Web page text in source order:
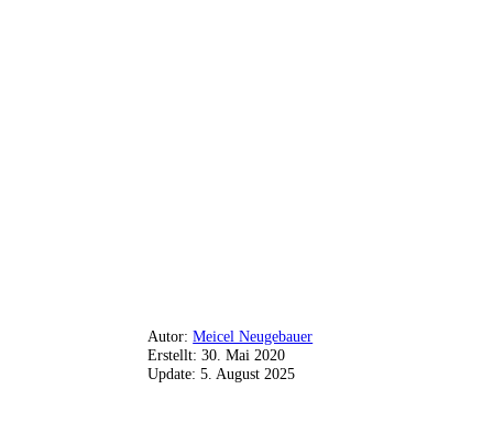
Autor:Meicel Neugebauer
Erstellt:30. Mai 2020
Update:5. August 2025